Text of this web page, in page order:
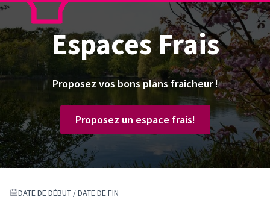
Espaces Frais
Proposez vos bons plans fraicheur !
Proposez un espace frais!
DATE DE DÉBUT / DATE DE FIN